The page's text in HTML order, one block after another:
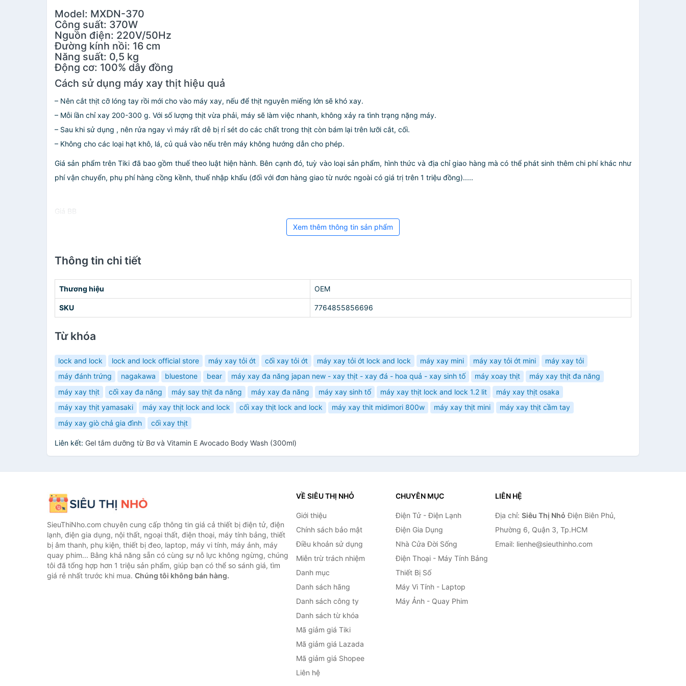
Model: MXDN-370
Công suất: 370W
Nguồn điện: 220V/50Hz
Đường kính nồi: 16 cm
Năng suất: 0,5 kg
Động cơ: 100% dây đồng
Cách sử dụng máy xay thịt hiệu quả
– Nên cắt thịt cỡ lóng tay rồi mới cho vào máy xay, nếu để thịt nguyên miếng lớn sẽ khó xay.
– Mỗi lần chỉ xay 200-300 g. Với số lượng thịt vừa phải, máy sẽ làm việc nhanh, không xảy ra tình trạng nặng máy.
– Sau khi sử dụng , nên rửa ngay vì máy rất dễ bị rỉ sét do các chất trong thịt còn bám lại trên lưỡi cắt, cối.
– Không cho các loại hạt khô, lá, củ quả vào nếu trên máy không hướng dẫn cho phép.
Giá sản phẩm trên Tiki đã bao gồm thuế theo luật hiện hành. Bên cạnh đó, tuỳ vào loại sản phẩm, hình thức và địa chỉ giao hàng mà có thể phát sinh thêm chi phí khác như
phí vận chuyển, phụ phí hàng cồng kềnh, thuế nhập khẩu (đối với đơn hàng giao từ nước ngoài có giá trị trên 1 triệu đồng).....
Giá BB
Xem thêm thông tin sản phẩm
Thông tin chi tiết
Thương hiệu OEM
SKU 7764855856696
Từ khóa
lock and lock lock and lock official store máy xay tỏi ớt cối xay tỏi ớt máy xay tỏi ớt lock and lock máy xay mini máy xay tỏi ớt mini
máy xay tỏi
máy đánh trứng
nagakawa bluestone bear máy xay đa năng japan new - xay thịt - xay đá - hoa quả - xay sinh tố máy xoay thịt
máy xay thịt đa năng
máy xay thịt
cối xay đa năng máy say thịt đa năng máy xay đa năng máy xay sinh tố máy xay thịt lock and lock 1.2 lit
máy xay thịt osaka
máy xay thịt yamasaki
máy xay thịt lock and lock cối xay thịt lock and lock máy xay thit midimori 800w máy xay thịt mini
máy xay thịt cầm tay
máy xay giò chả gia đình
cối xay thịt
Liên kết: Gel tắm dưỡng từ Bơ và Vitamin E Avocado Body Wash (300ml)
SieuThiNho.com chuyên cung cấp thông tin giá cả thiết bị điện tử, điện
lạnh, điện gia dụng, nội thất, ngoại thất, điện thoại, máy tính bảng, thiết
bị âm thanh, phụ kiện, thiết bị đeo, laptop, máy vi tính, máy ảnh, máy
quay phim... Bằng khả năng sẵn có cùng sự nỗ lực không ngừng, chúng
tôi đã tổng hợp hơn 1 triệu sản phẩm, giúp bạn có thể so sánh giá, tìm
giá rẻ nhất trước khi mua. Chúng tôi không bán hàng.
VỀ SIÊU THỊ NHỎ
Giới thiệu
Chính sách bảo mật
Điều khoản sử dụng
Miễn trừ trách nhiệm
Danh mục
Danh sách hãng
Danh sách công ty
Danh sách từ khóa
Mã giảm giá Tiki
Mã giảm giá Lazada
Mã giảm giá Shopee
Liên hệ
CHUYÊN MỤC
Điện Tử - Điện Lạnh
Điện Gia Dụng
Nhà Cửa Đời Sống
Điện Thoại - Máy Tính Bảng
Thiết Bị Số
Máy Vi Tính - Laptop
Máy Ảnh - Quay Phim
LIÊN HỆ
Địa chỉ: Siêu Thị Nhỏ Điện Biên Phủ,
Phường 6, Quận 3, Tp.HCM
Email: lienhe@sieuthinho.com